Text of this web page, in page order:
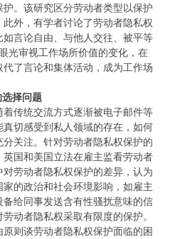
。该研究区分劳动者类型以保护
外，有学者讨论了劳动者隐私权
言论自由、与他人交往、被平等
光审视工作场所价值的变化，在
了言论和集体活动，成为工作场
择问题
传统交流方式逐渐被电子邮件等
切感受到私人领域的存在，如何
关注。针对劳动者隐私权保护的
国和美国立法在雇主监看劳动者
劳动者隐私权保护的差异，认为
的政治和社会环境影响，如雇主
给同事发送含有性骚扰意味的信
动者隐私权采取有限度的保护。
则谈劳动者隐私权保护面临的困